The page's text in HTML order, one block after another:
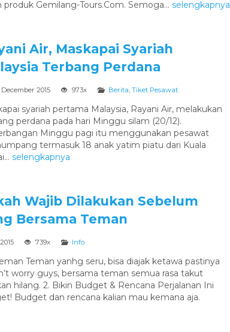
Gemilang-Tours.Com. Semoga... selengkapnya
Air, Maskapai Syariah
Terbang Perdana
2015 973x Berita, Tiket Pesawat
syariah pertama Malaysia, Rayani Air, melakukan
perdana pada hari Minggu silam (20/12).
Minggu pagi itu menggunakan pesawat
termasuk 18 anak yatim piatu dari Kuala
selengkapnya
Wajib Dilakukan Sebelum
Bersama Teman
739x Info
Teman yanhg seru, bisa diajak ketawa pastinya
worry guys, bersama teman semua rasa takut
hilang. 2. Bikin Budget & Rencana Perjalanan Ini
Budget dan rencana kalian mau kemana aja.
*Mulai Rp 400.000